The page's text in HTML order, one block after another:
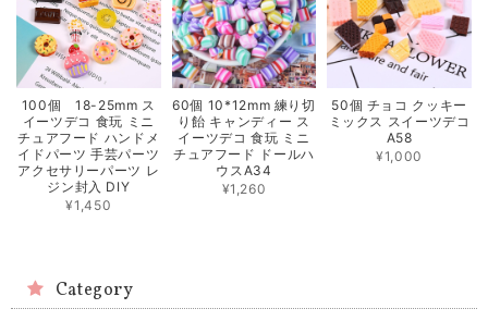
100個 18-25mm ス
イーツデコ 食玩 ミニ
チュアフード ハンドメ
イドパーツ 手芸パーツ
アクセサリーパーツ レ
ジン封入 DIY
¥1,450
60個 10*12mm 練り切
り飴 キャンディー ス
イーツデコ 食玩 ミニ
チュアフード ドールハ
ウスA34
¥1,260
50個 チョコ クッキー
ミックス スイーツデコ
A58
¥1,000
Category